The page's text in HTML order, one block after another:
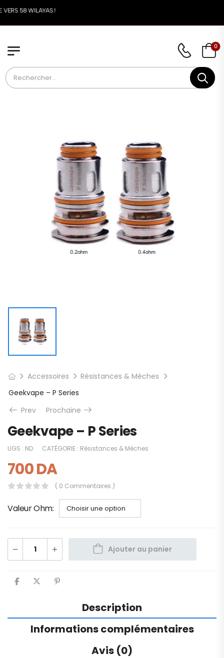
0
Accessoires
Résistances & Mèches
Geekvape – P Series
Prev
Prochaine
Geekvape – P Series
UGS : ND CATÉGORIE : Résistances & Mèches
700DA
( 0 Commentaires )
Valeur Ohm
Ajouter au panier
Description
Informations complémentaires
Avis (0)